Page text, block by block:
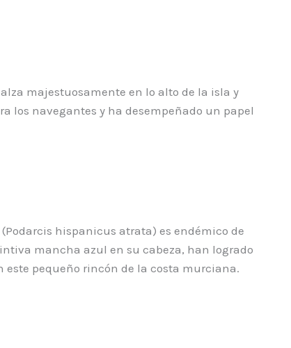
majestuosamente en lo alto de la isla y
los navegantes y ha desempeñado un papel
hispanicus atrata) es endémico de
mancha azul en su cabeza, han logrado
pequeño rincón de la costa murciana.